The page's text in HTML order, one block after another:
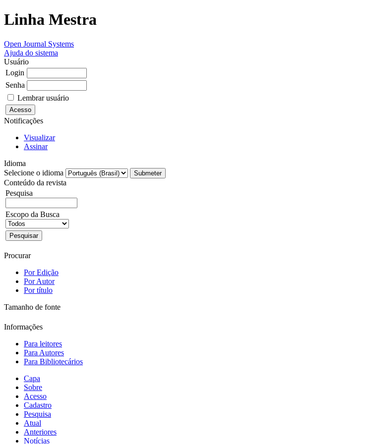
Linha Mestra
Open Journal Systems
Ajuda do sistema
Usuário
Login
Senha
Lembrar usuário
Notificações
Visualizar
Assinar
Idioma
Selecione o idioma
Conteúdo da revista
Pesquisa
Escopo da Busca
Procurar
Por Edição
Por Autor
Por título
Tamanho de fonte
Informações
Para leitores
Para Autores
Para Bibliotecários
Capa
Sobre
Acesso
Cadastro
Pesquisa
Atual
Anteriores
Notícias